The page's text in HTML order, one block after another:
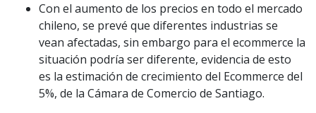
Con el aumento de los precios en todo el mercado
chileno, se prevé que diferentes industrias se
vean afectadas, sin embargo para el ecommerce la
situación podría ser diferente, evidencia de esto
es la estimación de crecimiento del Ecommerce del
5%, de la Cámara de Comercio de Santiago.